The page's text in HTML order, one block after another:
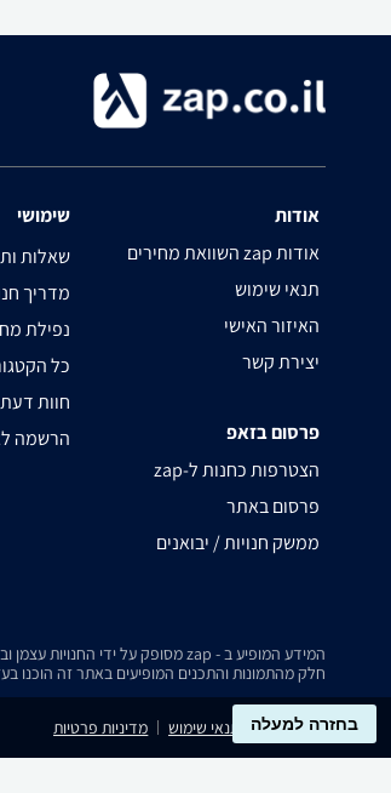
אודות
השוואת מחירים zap אודות
תנאי שימוש
האיזור האישי
יצירת קשר
פרסום בזאפ
zap-הצטרפות כחנות ל
פרסום באתר
ממשק חנויות / יבואנים
שימושי
שאלות
מדריך
נפילת
כל
חוות
הרשמה
המידע המופיע ב - zap מסופק על ידי החנויות עצמן ובאחריותן בלבד. במידה ונתקלת בבעיה כלשהי בנתונים המוצגים באתר, אנא שלח אלינו הודעה ואנו נטפל בעניין.
חלק מהתמונות והתכנים המופיעים באתר זה הוכנו
בחזרה למעלה
נגישות תנאי שימוש מדיניות פרטיות